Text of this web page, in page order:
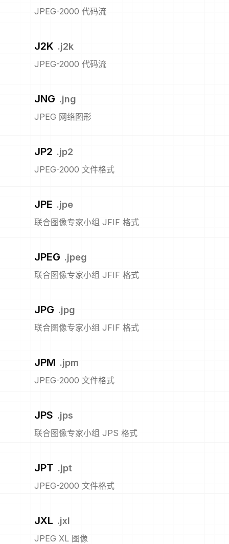
JPEG-2000 代码流
J2K .j2k
JPEG-2000 代码流
JNG .jng
JPEG 网络图形
JP2 .jp2
JPEG-2000 文件格式
JPE .jpe
联合图像专家小组 JFIF 格式
JPEG .jpeg
联合图像专家小组 JFIF 格式
JPG .jpg
联合图像专家小组 JFIF 格式
JPM .jpm
JPEG-2000 文件格式
JPS .jps
联合图像专家小组 JPS 格式
JPT .jpt
JPEG-2000 文件格式
JXL .jxl
JPEG XL 图像